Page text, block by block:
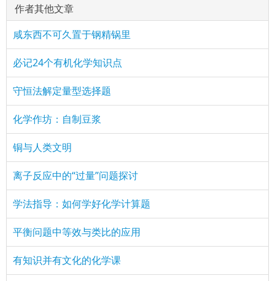
作者其他文章
咸东西不可久置于钢精锅里
必记24个有机化学知识点
守恒法解定量型选择题
化学作坊：自制豆浆
铜与人类文明
离子反应中的“过量”问题探讨
学法指导：如何学好化学计算题
平衡问题中等效与类比的应用
有知识并有文化的化学课